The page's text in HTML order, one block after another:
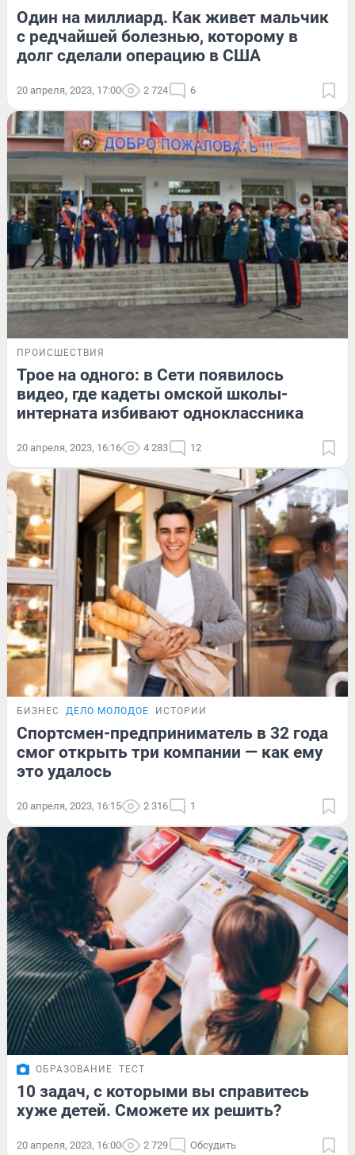
Один на миллиард. Как живет мальчик
с редчайшей болезнью, которому в
долг сделали операцию в США
20 апреля, 2023, 17:00 2 724 6
ПРОИСШЕСТВИЯ
Трое на одного: в Сети появилось
видео, где кадеты омской школы-
интерната избивают одноклассника
20 апреля, 2023, 16:16 4 283 12
БИЗНЕС ДЕЛО МОЛОДОЕ ИСТОРИИ
Спортсмен-предприниматель в 32 года
смог открыть три компании — как ему
это удалось
20 апреля, 2023, 16:15 2 316 1
ОБРАЗОВАНИЕ ТЕСТ
10 задач, с которыми вы справитесь
хуже детей. Сможете их решить?
20 апреля, 2023, 16:00 2 729 Обсудить